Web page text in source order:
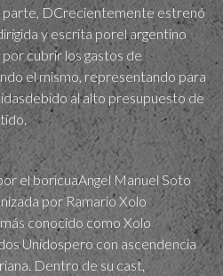
parte, DCrecientemente estrenó
y escrita porel argentino
cubrir los gastos de
el mismo, representando para
al alto presupuesto de
el boricuaAngel Manuel Soto
por Ramario Xolo
conocido como Xolo
Unidospero con ascendencia
Dentro de su cast,